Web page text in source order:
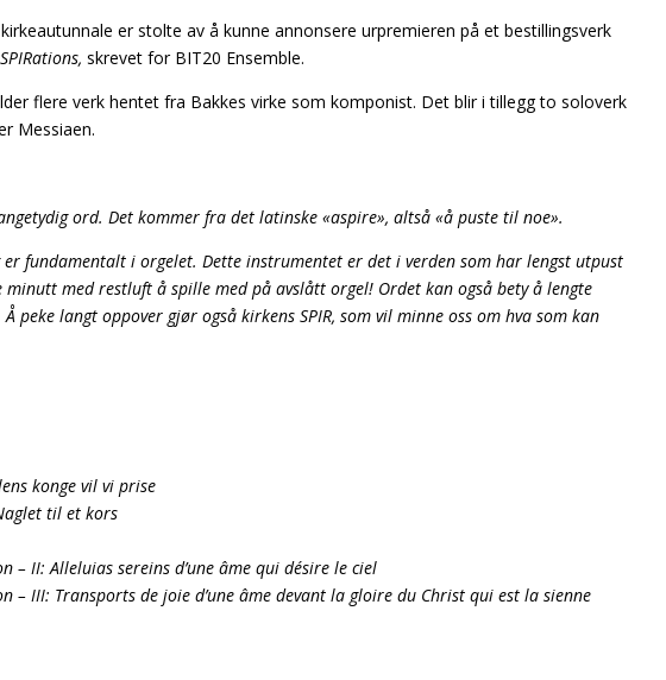
er stolte av å kunne annonsere urpremieren på et bestillingsverk
skrevet for BIT20 Ensemble.
flere verk hentet fra Bakkes virke som komponist. Det blir i tillegg to soloverk
Messiaen.
ord. Det kommer fra det latinske «aspire», altså «å puste til noe».
fundamentalt i orgelet. Dette instrumentet er det i verden som har lengst utpust
med restluft å spille med på avslått orgel! Ordet kan også bety å lengte
peke langt oppover gjør også kirkens SPIR, som vil minne oss om hva som kan
konge vil vi prise
til et kors
– II: Alleluias sereins d’une âme qui désire le ciel
– III: Transports de joie d’une âme devant la gloire du Christ qui est la sienne